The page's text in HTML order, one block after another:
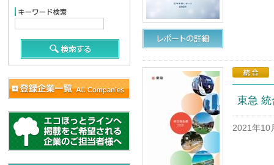
東急 統
2021年10